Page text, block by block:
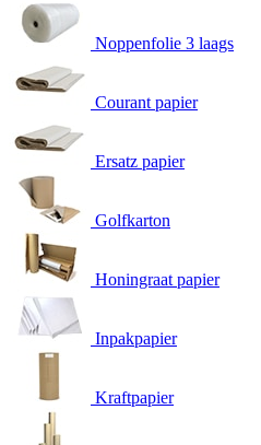
Noppenfolie 3 laags
Courant papier
Ersatz papier
Golfkarton
Honingraat papier
Inpakpapier
Kraftpapier